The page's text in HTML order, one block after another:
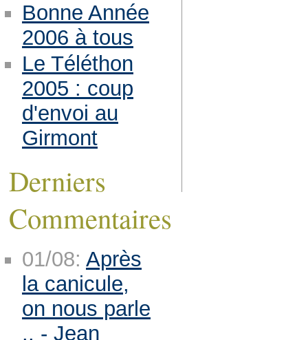
Bonne Année
2006 à tous
Le Téléthon
2005 : coup
d'envoi au
Girmont
Derniers
Commentaires
01/08: Après
la canicule,
on nous parle
.. - Jean